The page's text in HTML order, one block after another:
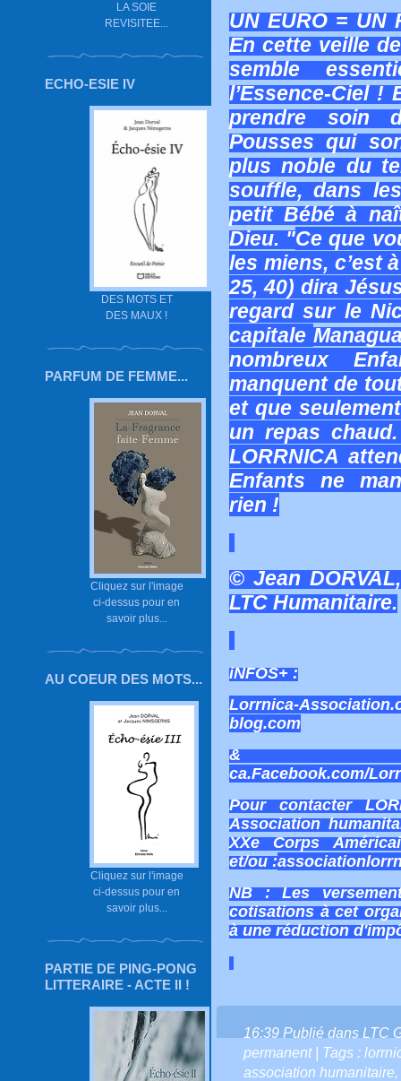
LA SOIE
REVISITEE...
ECHO-ESIE IV
DES MOTS ET
DES MAUX !
PARFUM DE FEMME...
Cliquez sur l'image
ci-dessus pour en
savoir plus...
AU COEUR DES MOTS...
Cliquez sur l'image
ci-dessus pour en
savoir plus...
PARTIE DE PING-PONG
LITTERAIRE - ACTE II !
UN EURO = UN
En cette veille
semble
l’Essence-Ciel !
prendre soin
Pousses qui
plus noble du
souffle, dans
petit Bébé à
Dieu. "Ce que
les miens, c’est
25, 40) dira
regard sur le
capitale
nombreux
manquent de
et que
un repas
LORRNICA
Enfants ne
rien !
© Jean
LTC Humanitaire.
iNFOS+ :
Lorrnica-
blog.com
ca.Facebook.com/
Pour contacter
Association
XXe Corps
et/ou :
NB : Les
cotisations à cet
à une réduction
16:39 Publié dans LTC
permanent| Tags :
association humanitaire,